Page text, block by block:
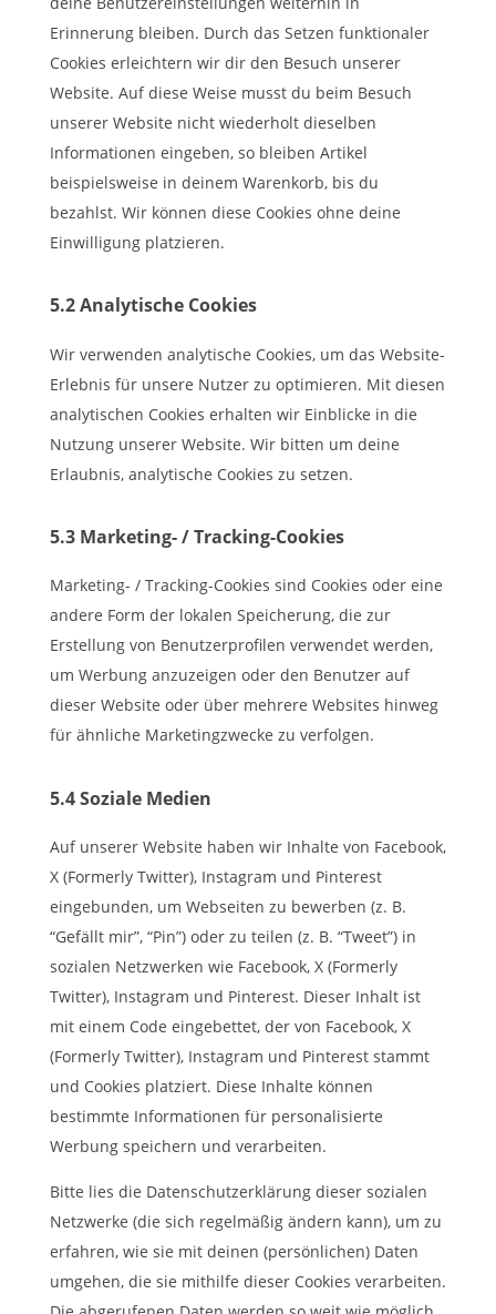
Erinnerung bleiben. Durch das Setzen funktionaler
Cookies erleichtern wir dir den Besuch unserer
Website. Auf diese Weise musst du beim Besuch
unserer Website nicht wiederholt dieselben
Informationen eingeben, so bleiben Artikel
beispielsweise in deinem Warenkorb, bis du
bezahlst. Wir können diese Cookies ohne deine
Einwilligung platzieren.
5.2 Analytische Cookies
Wir verwenden analytische Cookies, um das Website-
Erlebnis für unsere Nutzer zu optimieren. Mit diesen
analytischen Cookies erhalten wir Einblicke in die
Nutzung unserer Website. Wir bitten um deine
Erlaubnis, analytische Cookies zu setzen.
5.3 Marketing- / Tracking-Cookies
Marketing- / Tracking-Cookies sind Cookies oder eine
andere Form der lokalen Speicherung, die zur
Erstellung von Benutzerprofilen verwendet werden,
um Werbung anzuzeigen oder den Benutzer auf
dieser Website oder über mehrere Websites hinweg
für ähnliche Marketingzwecke zu verfolgen.
5.4 Soziale Medien
Auf unserer Website haben wir Inhalte von Facebook,
X (Formerly Twitter), Instagram und Pinterest
eingebunden, um Webseiten zu bewerben (z. B.
“Gefällt mir”, “Pin”) oder zu teilen (z. B. “Tweet”) in
sozialen Netzwerken wie Facebook, X (Formerly
Twitter), Instagram und Pinterest. Dieser Inhalt ist
mit einem Code eingebettet, der von Facebook, X
(Formerly Twitter), Instagram und Pinterest stammt
und Cookies platziert. Diese Inhalte können
bestimmte Informationen für personalisierte
Werbung speichern und verarbeiten.
Bitte lies die Datenschutzerklärung dieser sozialen
Netzwerke (die sich regelmäßig ändern kann), um zu
erfahren, wie sie mit deinen (persönlichen) Daten
umgehen, die sie mithilfe dieser Cookies verarbeiten.